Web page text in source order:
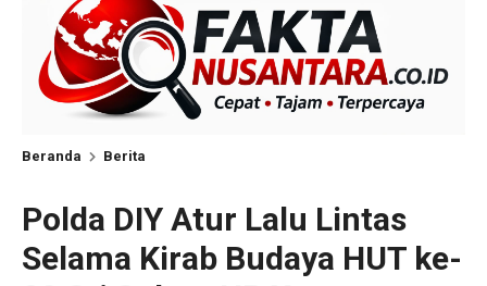
Beranda Berita
Polda DIY Atur Lalu Lintas
Selama Kirab Budaya HUT ke-